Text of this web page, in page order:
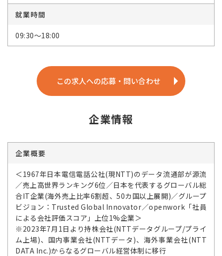
就業時間
09:30～18:00
この求人への応募・問い合わせ
企業情報
企業概要
＜1967年日本電信電話公社(現NTT)のデータ流通部が源流
／売上高世界ランキング6位／日本を代表するグローバル総
合IT企業(海外売上比率6割超、50カ国以上展開)／グループ
ビジョン：Trusted Global Innovator／openwork「社員
による会社評価スコア」上位1%企業＞
※2023年7月1日より持株会社(NTTデータグループ/プライ
ム上場)、国内事業会社(NTTデータ)、海外事業会社(NTT
DATA Inc.)からなるグローバル経営体制に移行